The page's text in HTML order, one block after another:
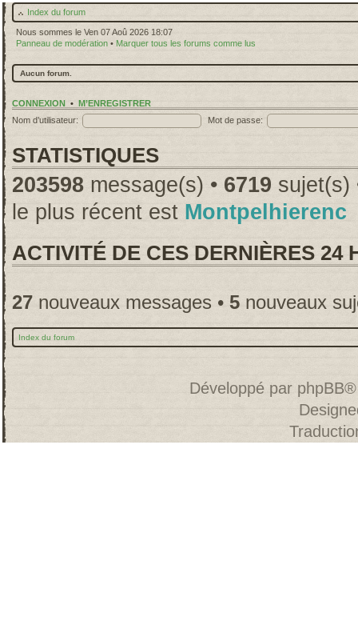
Index du forum
Nous sommes le Ven 07 Aoû 2026 18:07
Panneau de modération • Marquer tous les forums comme lus
Aucun forum.
CONNEXION • M’ENREGISTRER
Nom d’utilisateur:
Mot de passe:
STATISTIQUES
203598 message(s) • 6719 sujet(s)
le plus récent est Montpelhierenc
ACTIVITÉ DE CES DERNIÈRES 24
27 nouveaux messages • 5 nouveaux
Index du forum
Développé par phpBB®